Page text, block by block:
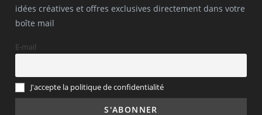
idées créatives et offres exclusives directement dans votre
boîte mail
E-mail
J'accepte la politique de confidentialité